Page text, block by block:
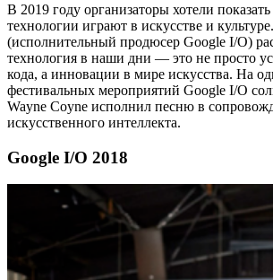
В 2019 году организаторы хотели
технологии играют в искусстве и
(исполнительный продюсер Google I/O)
технология в наши дни — это не просто
кода, а инновации в мире искусства. На
фестивальных мероприятий Google I/O
Wayne Coyne исполнил песню в
искусственного интеллекта.
Google I/O 2018